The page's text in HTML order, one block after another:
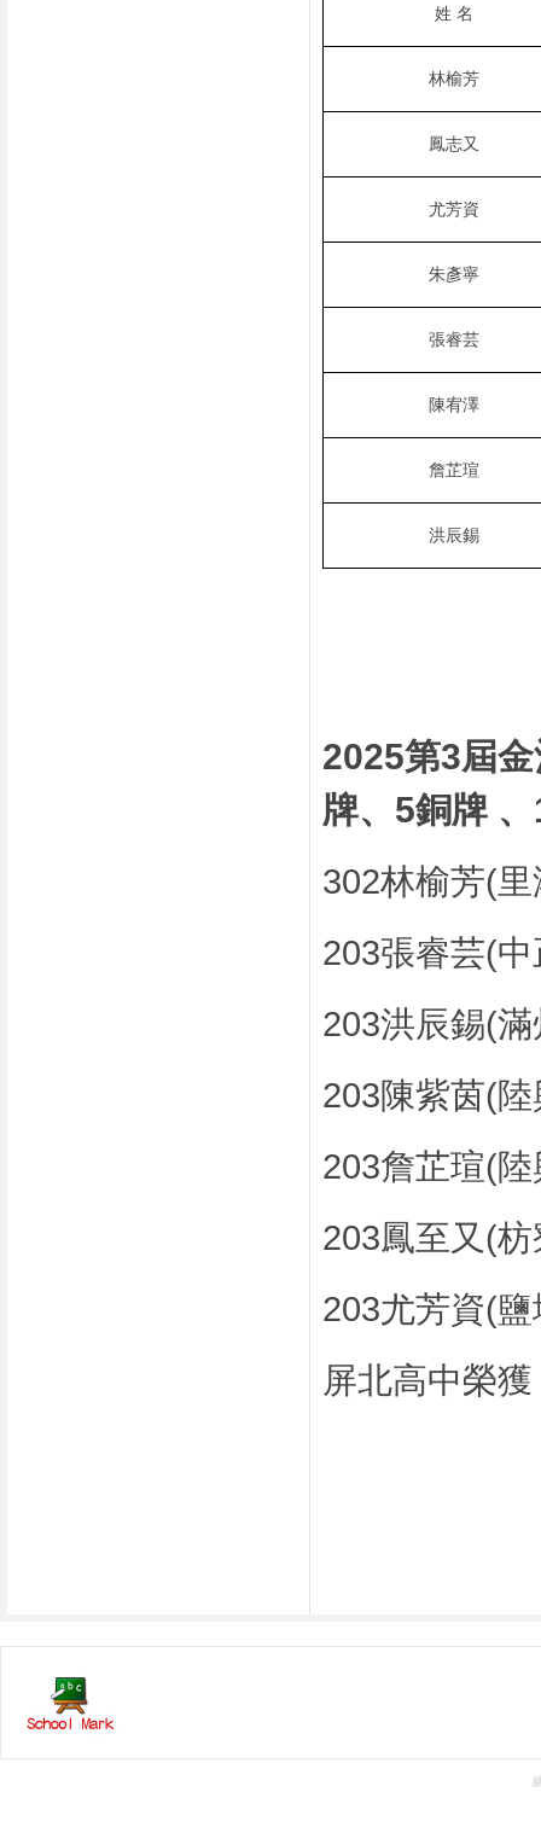
姓 名
林榆芳
鳳志又
尤芳資
朱彥寧
張睿芸
陳宥澤
詹芷瑄
洪辰錫
2025第3屆
牌、5銅牌
302林榆芳(
203張睿芸(
203洪辰錫(
203陳紫茵(
203詹芷瑄(
203鳳至又(
203尤芳資(
屏北高中榮